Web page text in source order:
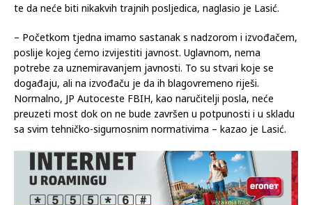
te da neće biti nikakvih trajnih posljedica, naglasio je Lasić.
– Početkom tjedna imamo sastanak s nadzorom i izvođačem,
poslije kojeg ćemo izvijestiti javnost. Uglavnom, nema
potrebe za uznemiravanjem javnosti. To su stvari koje se
događaju, ali na izvođaču je da ih blagovremeno riješi.
Normalno, JP Autoceste FBIH, kao naručitelji posla, neće
preuzeti most dok on ne bude završen u potpunosti i u skladu
sa svim tehničko-sigurnosnim normativima – kazao je Lasić.